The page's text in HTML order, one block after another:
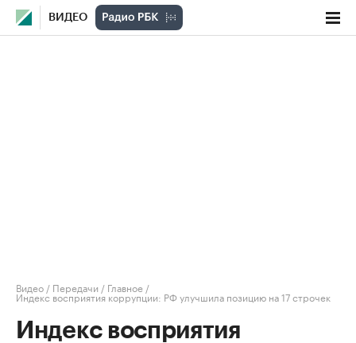
ВИДЕО
Видео / Передачи / Главное /
Индекс восприятия коррупции: РФ улучшила позицию на 17 строчек
Индекс восприятия